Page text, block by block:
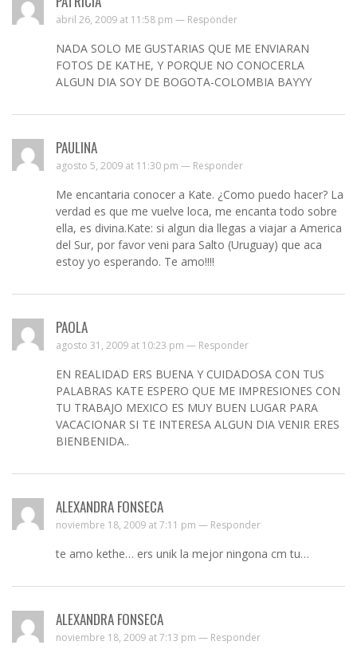
abril 26, 2009 at 11:58 pm — Responder
NADA SOLO ME GUSTARIAS QUE ME ENVIARAN
FOTOS DE KATHE, Y PORQUE NO CONOCERLA
ALGUN DIA SOY DE BOGOTA-COLOMBIA BAYYY
PAULINA
agosto 5, 2009 at 11:30 pm — Responder
Me encantaria conocer a Kate. ¿Como puedo hacer? La
verdad es que me vuelve loca, me encanta todo sobre
ella, es divina.Kate: si algun dia llegas a viajar a America
del Sur, por favor veni para Salto (Uruguay) que aca
estoy yo esperando. Te amo!!!!
PAOLA
agosto 31, 2009 at 10:23 pm — Responder
EN REALIDAD ERS BUENA Y CUIDADOSA CON TUS
PALABRAS KATE ESPERO QUE ME IMPRESIONES CON
TU TRABAJO MEXICO ES MUY BUEN LUGAR PARA
VACACIONAR SI TE INTERESA ALGUN DIA VENIR ERES
BIENBENIDA..
ALEXANDRA FONSECA
noviembre 18, 2009 at 7:11 pm — Responder
te amo kethe… ers unik la mejor ningona cm tu…
ALEXANDRA FONSECA
noviembre 18, 2009 at 7:13 pm — Responder